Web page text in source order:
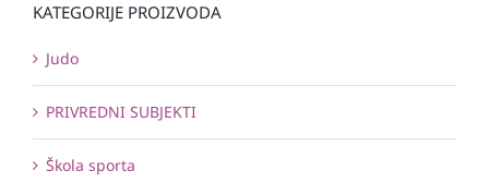
KATEGORIJE PROIZVODA
Judo
PRIVREDNI SUBJEKTI
Škola sporta